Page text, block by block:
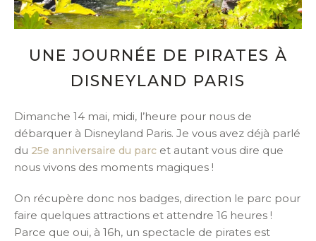
UNE JOURNÉE DE PIRATES À
DISNEYLAND PARIS
Dimanche 14 mai, midi, l’heure pour nous de
débarquer à Disneyland Paris. Je vous avez déjà parlé
du 25e anniversaire du parc et autant vous dire que
nous vivons des moments magiques !
On récupère donc nos badges, direction le parc pour
faire quelques attractions et attendre 16 heures !
Parce que oui, à 16h, un spectacle de pirates est